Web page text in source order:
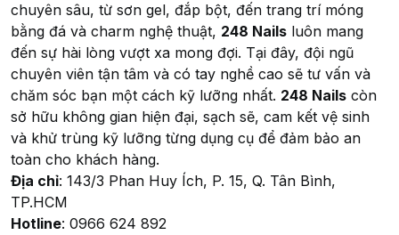
chuyên sâu, từ sơn gel, đắp bột, đến trang trí móng
bằng đá và charm nghệ thuật, 248 Nails luôn mang
đến sự hài lòng vượt xa mong đợi. Tại đây, đội ngũ
chuyên viên tận tâm và có tay nghề cao sẽ tư vấn và
chăm sóc bạn một cách kỹ lưỡng nhất. 248 Nails còn
sở hữu không gian hiện đại, sạch sẽ, cam kết vệ sinh
và khử trùng kỹ lưỡng từng dụng cụ để đảm bảo an
toàn cho khách hàng.
Địa chỉ: 143/3 Phan Huy Ích, P. 15, Q. Tân Bình,
TP.HCM
Hotline: 0966 624 892